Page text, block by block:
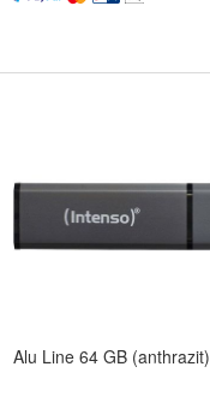
Alu Line 64 GB (anthrazit)